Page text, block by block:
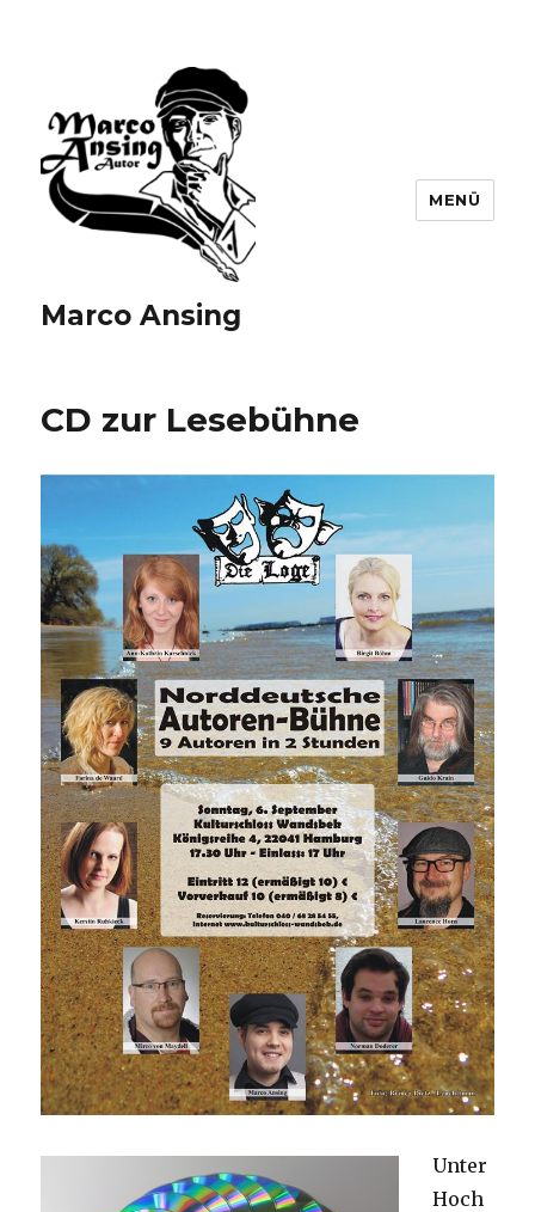
Marco Ansing
MENÜ
CD zur Lesebühne
Unter
Hoch